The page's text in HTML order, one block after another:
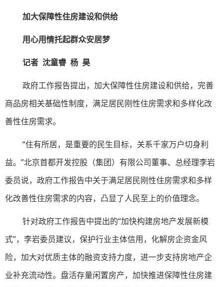
加大保障性住房建设和供给
用心用情托起群众安居梦
记者 沈童睿 杨 昊
政府工作报告提出，加大保障性住房建设和供给，完善
商品房相关基础性制度，满足居民刚性住房需求和多样化改
善性住房需求。
“住有所居，是重要的民生目标，关系千家万户切身利
益。”北京首都开发控股（集团）有限公司董事、总经理李岩
委员说，政府工作报告中关于满足居民刚性住房需求和多样
化改善性住房需求的内容，凸显了人民至上的价值理念。
针对政府工作报告中提出的“加快构建房地产发展新模
式”，李岩委员建议，保护行业主体信用，化解房企资金风
险，加大对优质主体的融资支持力度，进一步支持房地产企
业补充流动性。盘活存量闲置房产，加快推进保障性住房建